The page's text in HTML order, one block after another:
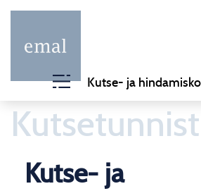
Kutse- ja
Kutse- ja